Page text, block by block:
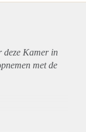
deze Kamer in
met de